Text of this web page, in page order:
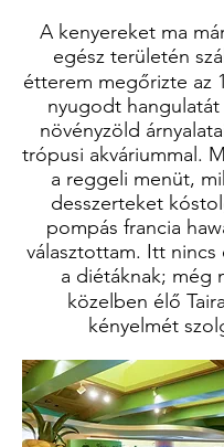
A kenyereket ma
egész területén
étterem megőrizte az
nyugodt hangulatát
növényzöld
trópusi akváriummal.
a reggeli menüt,
desszerteket
pompás francia
választottam. Itt nincs
a diétáknak; még
közelben élő
kényelmét